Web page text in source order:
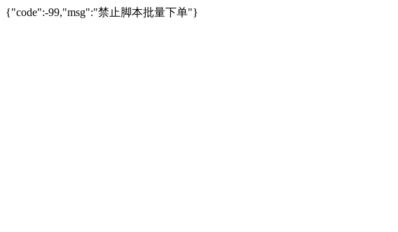
{"code":-99,"msg":"禁止脚本批量下单"}